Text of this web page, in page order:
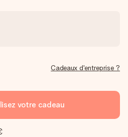
Cadeaux d'entreprise ?
votre cadeau